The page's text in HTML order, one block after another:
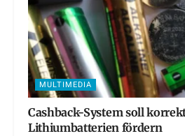
MULTIMEDIA
Cashback-System soll
Lithiumbatterien fördern